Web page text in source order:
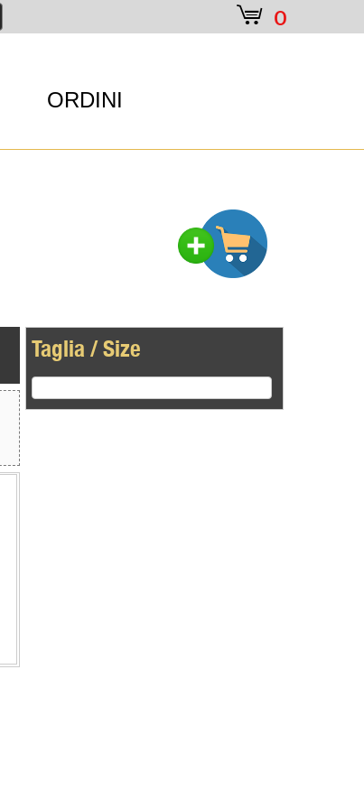
e 0
ORDINI
Taglia / Size